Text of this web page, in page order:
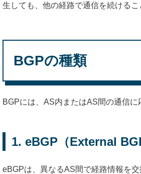
生しても、他の経路で通信を続ける
BGPの種類
BGPには、AS内またはAS間の通信に
1. eBGP（External
eBGPは、異なるAS間で経路情報を